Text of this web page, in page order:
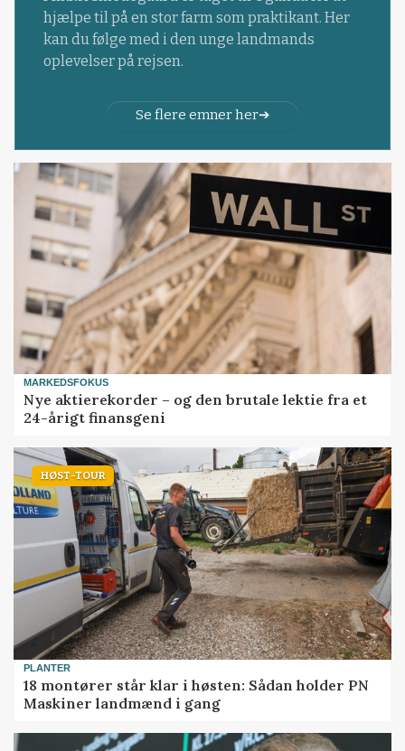
hjælpe til på en stor farm som praktikant. Her
kan du følge med i den unge landmands
oplevelser på rejsen.
Se flere emner her
MARKEDSFOKUS
Nye aktierekorder – og den brutale lektie fra et
24-årigt finansgeni
HØST-TOUR
PLANTER
18 montører står klar i høsten: Sådan holder PN
Maskiner landmænd i gang